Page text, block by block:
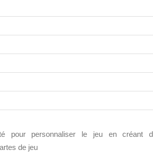
pour personnaliser le jeu en créant
de jeu